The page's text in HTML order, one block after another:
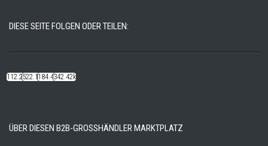
DIESE SEITE FOLGEN ODER TEILEN:
112.22k522.14k184.48k342.42k
ÜBER DIESEN B2B-GROSSHÄNDLER MARKTPLATZ